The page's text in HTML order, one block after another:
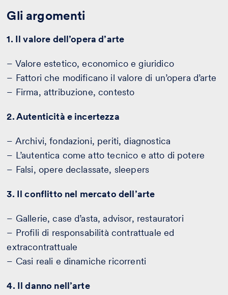
Gli argomenti
1. Il valore dell’opera d’arte
– Valore estetico, economico e giuridico
– Fattori che modificano il valore di un’opera d’arte
– Firma, attribuzione, contesto
2. Autenticità e incertezza
– Archivi, fondazioni, periti, diagnostica
– L’autentica come atto tecnico e atto di potere
– Falsi, opere declassate, sleepers
3. Il conflitto nel mercato dell’arte
– Gallerie, case d’asta, advisor, restauratori
– Profili di responsabilità contrattuale ed
extracontrattuale
– Casi reali e dinamiche ricorrenti
4. Il danno nell’arte